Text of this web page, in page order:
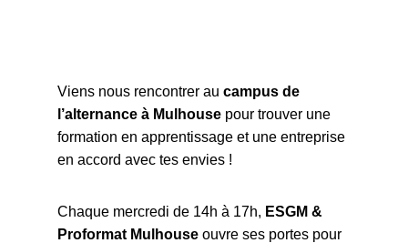
Viens nous rencontrer au campus de
l’alternance à Mulhousepour trouver une
formation en apprentissage et une entreprise
en accord avec tes envies !
Chaque mercredi de 14h à 17h, ESGM &
Proformat Mulhouseouvre ses portes pour